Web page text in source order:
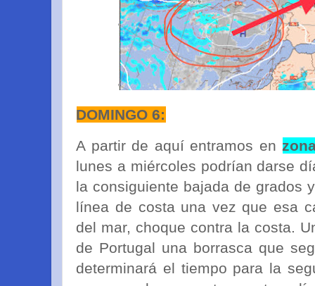
DOMINGO 6:
A partir de aquí entramos en
lunes a miércoles podrían darse
la consiguiente bajada de grados
línea de costa una vez que esa
del mar, choque contra la costa.
de Portugal una borrasca que
determinará el tiempo para la